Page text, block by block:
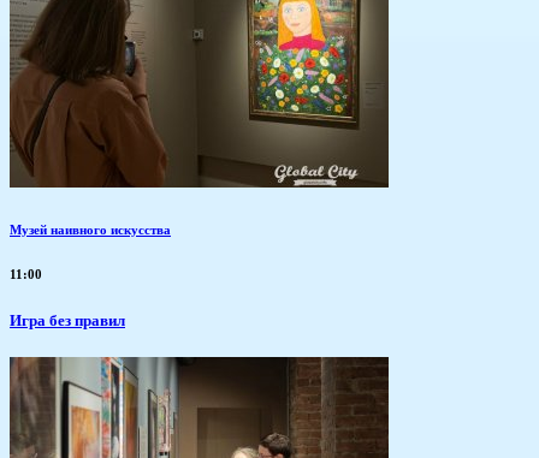
Музей наивного искусства
11:00
​Игра без правил